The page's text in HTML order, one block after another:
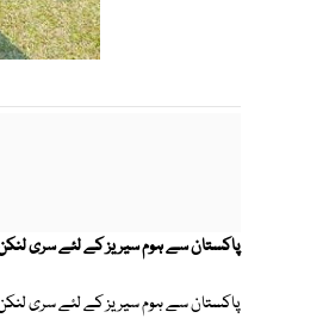
پاکستان سے ہوم سیریز کے لئے سری
پاکستان سے ہوم سیریز کے لئے سری لنکن